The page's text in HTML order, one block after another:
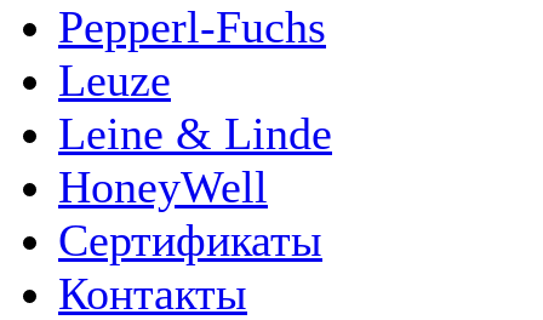
Pepperl-Fuchs
Leuze
Leine & Linde
HoneyWell
Сертификаты
Контакты